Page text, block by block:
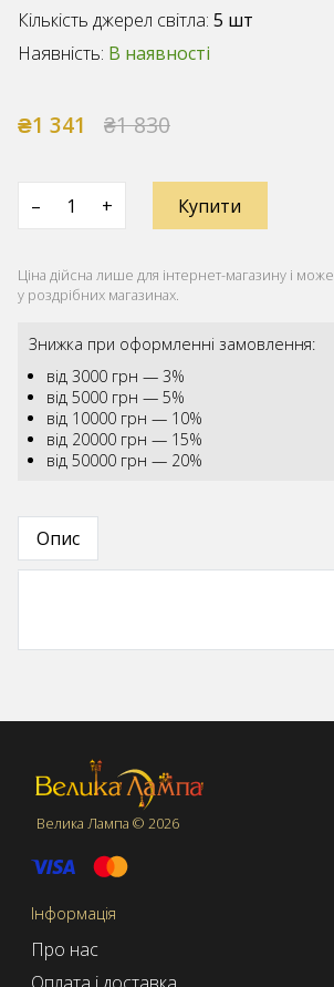
Кількість джерел світла: 5 шт
Наявність: В наявності
₴1 341 ₴1 830
– + Купити
Ціна дійсна лише для інтернет-магазину і може
у роздрібних магазинах.
Знижка при оформленні замовлення:
від 3000 грн — 3%
від 5000 грн — 5%
від 10000 грн — 10%
від 20000 грн — 15%
від 50000 грн — 20%
Опис
Велика Лампа © 2026
Інформація
Про нас